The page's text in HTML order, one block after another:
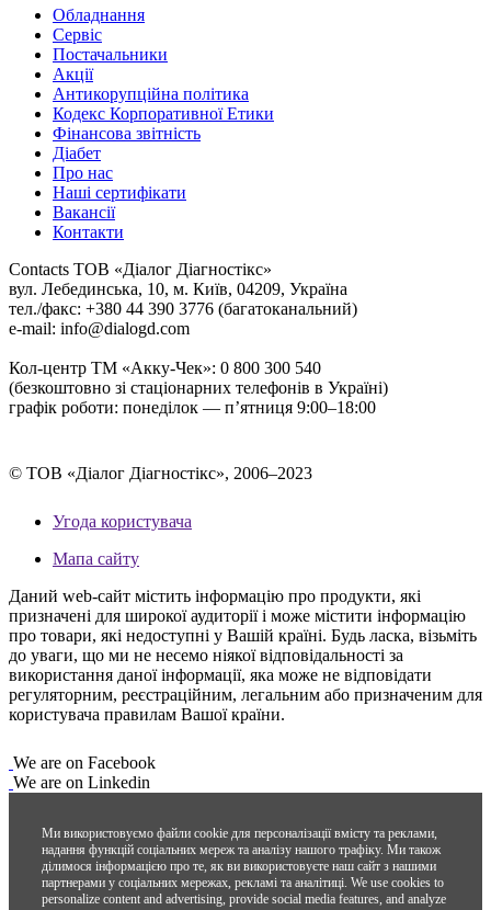
Обладнання
Сервіс
Постачальники
Акції
Антикорупційна політика
Кодекс Корпоративної Етики
Фінансова звітність
Діабет
Про нас
Наші сертифікати
Вакансії
Контакти
Contacts ТОВ «Діалог Діагностікс»
вул. Лебединська, 10, м. Київ, 04209, Україна
тел./факс: +380 44 390 3776 (багатоканальний)
e-mail: info@dialogd.com
Кол-центр ТМ «Акку-Чек»: 0 800 300 540
(безкоштовно зі стаціонарних телефонів в Україні)
графік роботи: понеділок — п’ятниця 9:00–18:00
© ТОВ «Діалог Діагностікс», 2006–2023
Угода користувача
Мапа сайту
Даний web-сайт містить інформацію про продукти, які
призначені для широкої аудиторії і може містити інформацію
про товари, які недоступні у Вашій країні. Будь ласка, візьміть
до уваги, що ми не несемо ніякої відповідальності за
використання даної інформації, яка може не відповідати
регуляторним, реєстраційним, легальним або призначеним для
користувача правилам Вашої країни.
We are on Facebook
We are on Linkedin
Ми використовуємо файли cookie для персоналізації вмісту та реклами,
надання функцій соціальних мереж та аналізу нашого трафіку. Ми також
ділимося інформацією про те, як ви використовуєте наш сайт з нашими
партнерами у соціальних мережах, рекламі та аналітиці. We use cookies to
personalize content and advertising, provide social media features, and analyze